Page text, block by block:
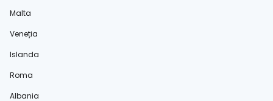
Malta
Veneția
Islanda
Roma
Albania